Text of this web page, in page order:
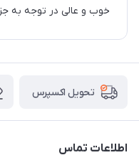
خوب و عالی در توجه به
تحویل اکسپرس
اطلاعات تماس